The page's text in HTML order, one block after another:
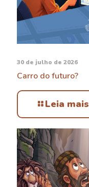
30 de julho de 2026
Carro do futuro?
Leia mais